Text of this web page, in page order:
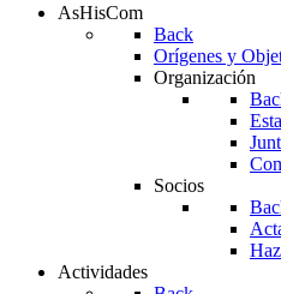
AsHisCom
Back
Orígenes y
Organización
Socios
Actividades